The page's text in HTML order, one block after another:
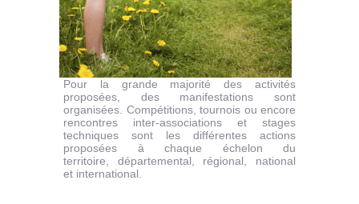
Pour la grande majorité des activités
proposées, des manifestations sont
organisées. Compétitions, tournois ou encore
rencontres inter-associations et stages
techniques sont les différentes actions
proposées à chaque échelon du
territoire, départemental, régional, national
et international.